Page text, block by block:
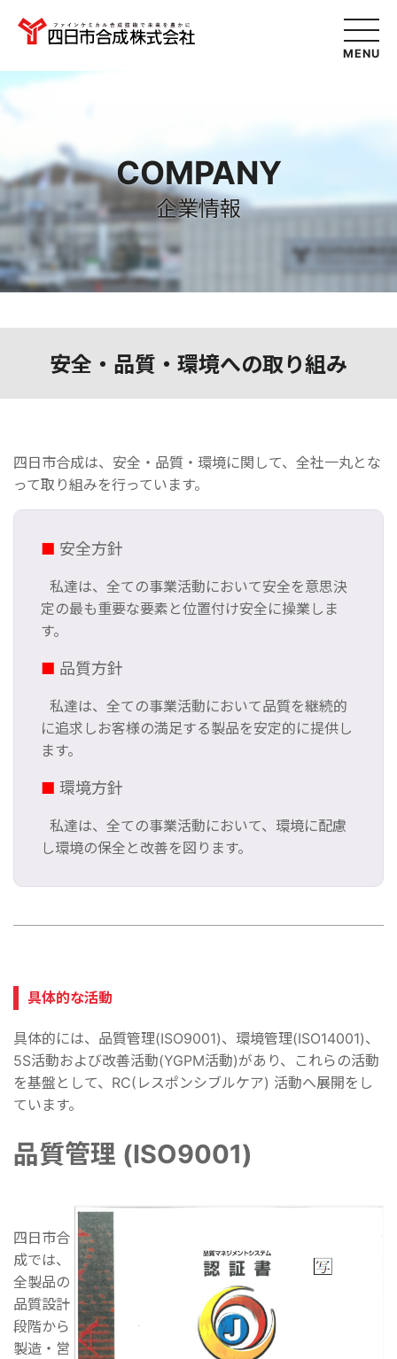
MENU
COMPANY
企業情報
安全・品質・環境への取り組み
四日市合成は、安全・品質・環境に関して、全社一丸とな
って取り組みを行っています。
■ 安全方針
私達は、全ての事業活動において安全を意思決
定の最も重要な要素と位置付け安全に操業しま
す。
■ 品質方針
私達は、全ての事業活動において品質を継続的
に追求しお客様の満足する製品を安定的に提供し
ます。
■ 環境方針
私達は、全ての事業活動において、環境に配慮
し環境の保全と改善を図ります。
具体的な活動
具体的には、品質管理(ISO9001)、環境管理(ISO14001)、
5S活動および改善活動(YGPM活動)があり、これらの活動
を基盤として、RC(レスポンシブルケア) 活動へ展開をし
ています。
品質管理 (ISO9001)
四日市合
成では、
全製品の
品質設計
段階から
製造・営